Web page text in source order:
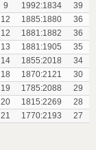
9 1992:1834
39
12 1885:1880
36
12 1881:1882
36
13 1881:1905
35
14 1855:2018
34
18 1870:2121
30
19 1785:2088
29
20 1815:2269
28
21 1770:2193 27